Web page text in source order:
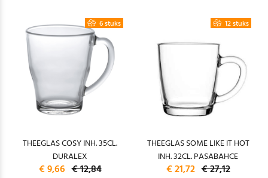
6 stuks
THEEGLAS COSY INH. 35CL.
DURALEX
€ 9,66 € 12,84
12 stuks
THEEGLAS SOME LIKE IT HOT
INH. 32CL. PASABAHCE
€ 21,72 € 27,12